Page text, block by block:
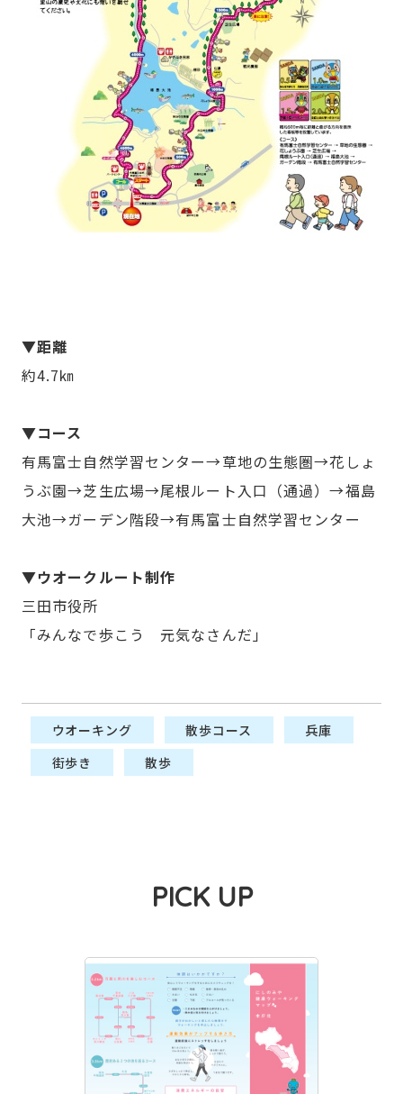
▼距離
約4.7㎞
▼コース
有馬富士自然学習センター→草地の生態圏→花しょ
うぶ園→芝生広場→尾根ルート入口（通過）→福島
大池→ガーデン階段→有馬富士自然学習センター
▼ウオークルート制作
三田市役所
「みんなで歩こう 元気なさんだ」
ウオーキング 散歩コース
兵庫
街歩き
散歩
PICK UP